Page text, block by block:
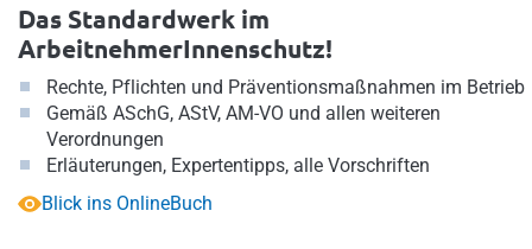
Das Standardwerk im
ArbeitnehmerInnenschutz!
Rechte, Pflichten und Präventionsmaßnahmen im Betrieb
Gemäß ASchG, AStV, AM-VO und allen weiteren
Verordnungen
Erläuterungen, Expertentipps, alle Vorschriften
Blick ins OnlineBuch